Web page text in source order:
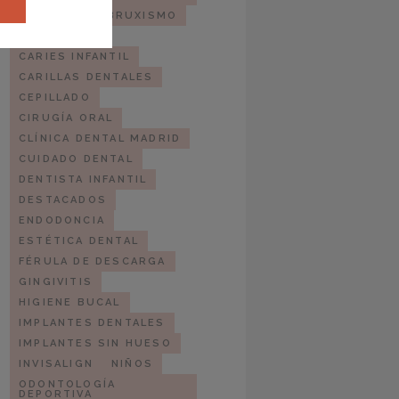
BRUXISMO
CARIES INFANTIL
CARILLAS DENTALES
CEPILLADO
CIRUGÍA ORAL
CLÍNICA DENTAL MADRID
CUIDADO DENTAL
DENTISTA INFANTIL
DESTACADOS
ENDODONCIA
ESTÉTICA DENTAL
FÉRULA DE DESCARGA
GINGIVITIS
HIGIENE BUCAL
IMPLANTES DENTALES
IMPLANTES SIN HUESO
INVISALIGN
NIÑOS
ODONTOLOGÍA
DEPORTIVA